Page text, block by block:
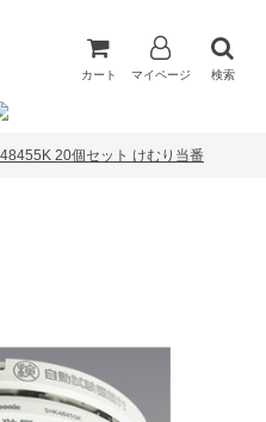
カート マイページ 検索
20個セット けむり当番